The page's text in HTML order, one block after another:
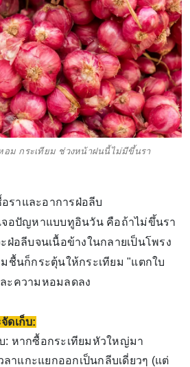
อม กระเทียม ช่วงหน้าฝนนี้ไม่มีขึ้นรา
ราและอาการฝ่อลีบ
จอปัญหาแบบทูอินวัน คือถ้าไม่ขึ้นรา
อลีบจนเนื้อข้างในกลายเป็นโพรง
ชื้นก็กระตุ้นให้กระเทียม "แตกใบ
ะความหอมลดลง
ดเก็บ:
: หากซื้อกระเทียมหัวใหญ่มา
ลาแกะแยกออกเป็นกลีบเดี่ยวๆ (แต่